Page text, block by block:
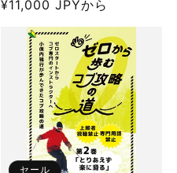
常
ー
価
格
¥11,000 JPYから
セール